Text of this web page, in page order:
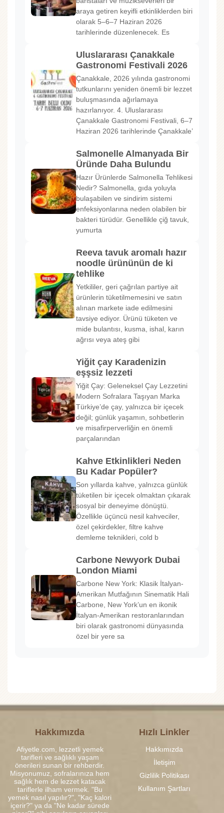
araya getiren keyifli etkinliklerden biri
olarak 5–6–7 Haziran 2026
tarihlerinde düzenlenecek. Es
Uluslararası Çanakkale
Gastronomi Festivali 2026
Çanakkale, 2026 yılında gastronomi
tutkunlarını yeniden önemli bir lezzet
buluşmasında ağırlamaya
hazırlanıyor. 4. Uluslararası
Çanakkale Gastronomi Festivali, 6–7
Haziran 2026 tarihlerinde Çanakkale’
Salmonelle Almanyada Bir
Üründe Daha Bulundu
Hazır Ürünlerde Salmonella Tehlikesi
Nedir? Salmonella, gıda yoluyla
bulaşabilen ve sindirim sistemi
enfeksiyonlarına neden olabilen bir
bakteri türüdür. Genellikle çiğ tavuk,
yumurta
Reeva tavuk aromalı hazır
noodle ürününün de ki
tehlike
Yetkililer, geri çağrılan partiye ait
ürünlerin tüketilmemesini ve satın
alınan markete iade edilmesini
tavsiye ediyor. Ürünü tüketen ve
mide bulantısı, kusma, ishal, karın
ağrısı veya ateş gibi
Yiğit çay Karadenizin
eşşsiz lezzeti
Yiğit Çay: Geleneksel Çay Lezzetini
Modern Sofralara Taşıyan Marka
Türkiye’de çay, yalnızca bir içecek
değil; günlük yaşamın, sohbetlerin
ve misafirperverliğin en önemli
parçalarından
Kahve Etkinlikleri Neden
Bu Kadar Popüler?
Son yıllarda kahve, yalnızca günlük
tüketilen bir içecek olmaktan çıkarak
sosyal bir deneyime dönüştü.
Özellikle üçüncü nesil kahveciler,
özel çekirdekler, filtre kahve
demleme teknikleri, cold b
Carbone Newyork Dubai
London Miami
Carbone New York: Klasik İtalyan-
Amerikan Mutfağının Sinematik Hali
Carbone, New York’un en ikonik
İtalyan-Amerikan restoranlarından
biri olarak gastronomi dünyasında
özel bir yere sa
Hakkımızda
Afiyetle.com, lezzetli yemek
tarifleri ve sağlıklı yaşam
önerileri sunan bir rehberdir.
Misyonumuz, sofralarınıza hem
sağlık hem de lezzet katacak
tariflerle ilham vermek. "Bu
yemek nasıl yapılır?", "Kaç kalori
içerir?" ya da "Ne kadar sürede
Hızlı Linkler
Hakkımızda
İletişim
Gizlilik Politikası
Kullanım Şartları